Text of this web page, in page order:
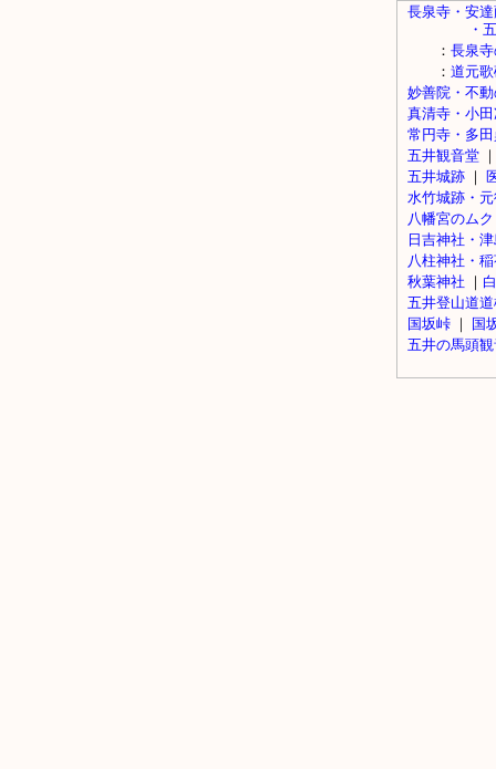
長泉寺・安
・五井
： 長泉
： 道元歌
妙善院・不
真清寺・小
常円寺・多
五井観音堂
五井城跡｜
水竹城跡・
八幡宮のム
日吉神社・
八柱神社・
秋葉神社 ｜
五井登山道道
国坂峠｜
国
五井の馬頭観